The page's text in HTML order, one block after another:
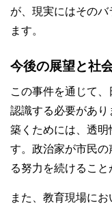
が、現実にはその
ます。
今後の展望と社
この事件を通じて
認識する必要があ
築くためには、透
す。政治家が市民
る努力を続けること
また、教育現場に